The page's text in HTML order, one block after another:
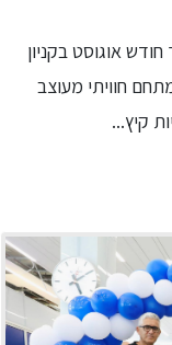
אוגוסט בקניון עופר חדרה לצד
אוגוסט בקניון
חוויתי מעוצב
קיץ...